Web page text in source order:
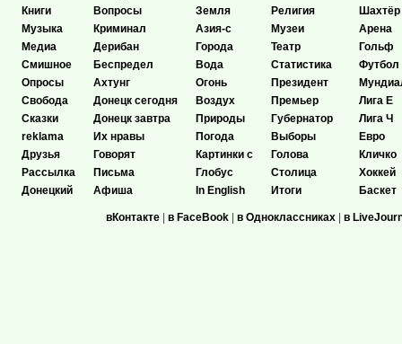
Книги
Музыка
Медиа
Смишное
Опросы
Свобода
Сказки
reklama
Друзья
Рассылка
Донецкий
Вопросы
Криминал
Дерибан
Беспредел
Ахтунг
Донецк сегодня
Донецк завтра
Их нравы
Говорят
Письма
Афиша
Земля
Азия-с
Города
Вода
Огонь
Воздух
Природы
Погода
Картинки с
Глобус
In English
Религия
Музеи
Театр
Статистика
Президент
Премьер
Губернатор
Выборы
Голова
Столица
Итоги
Шахтёр
Арена
Гольф
Футбол
Лига Е
Лига Ч
Евро
Кличко
Хоккей
Баскет
вКонтакте | в FaceBook | в Одноклассниках | в